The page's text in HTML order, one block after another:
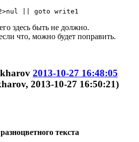
|| goto write1
здесь быть не должно.
что, можно будет поправить.
2013-10-27 16:48:05
2013-10-27 16:50:21)
текста